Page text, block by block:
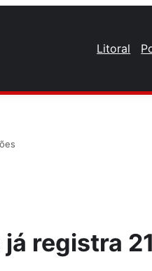
Litoral
registra